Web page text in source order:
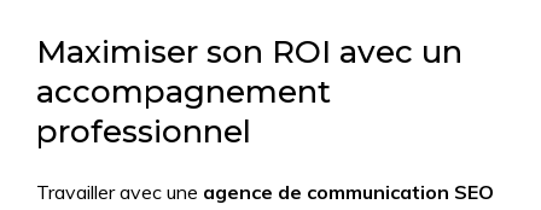
Maximiser son ROI avec un
accompagnement
professionnel
Travailler avec une agence de communication SEO